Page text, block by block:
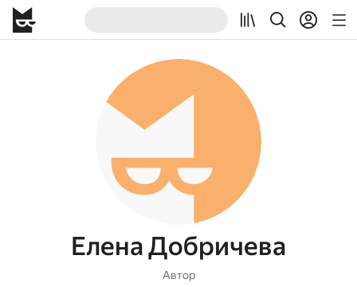
Елена Добричева
Автор